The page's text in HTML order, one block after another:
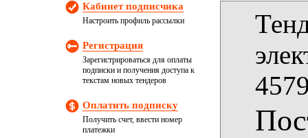
Кабинет подписчика
Настроить профиль рассылки
Регистрация
Зарегистрироваться для оплаты
подписки и получения доступа к
текстам новых тендеров
Оплатить подписку
Получить счет, ввести номер
платежки